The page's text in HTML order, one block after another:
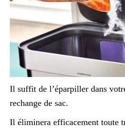
Il suffit de l’éparpiller dans
rechange de sac.
Il éliminera efficacement toute